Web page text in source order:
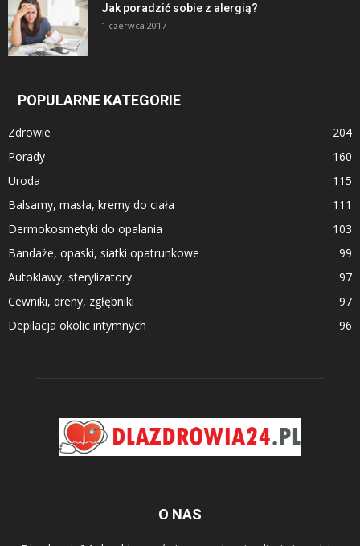
Jak poradzić sobie z alergią?
1 czerwca 2017
POPULARNE KATEGORIE
Zdrowie
204
Porady
160
Uroda
115
Balsamy, masła, kremy do ciała
111
Dermokosmetyki do opalania
103
Bandaże, opaski, siatki opatrunkowe
99
Autoklawy, sterylizatory
97
Cewniki, dreny, zgłębniki
97
Depilacja okolic intymnych
96
O NAS